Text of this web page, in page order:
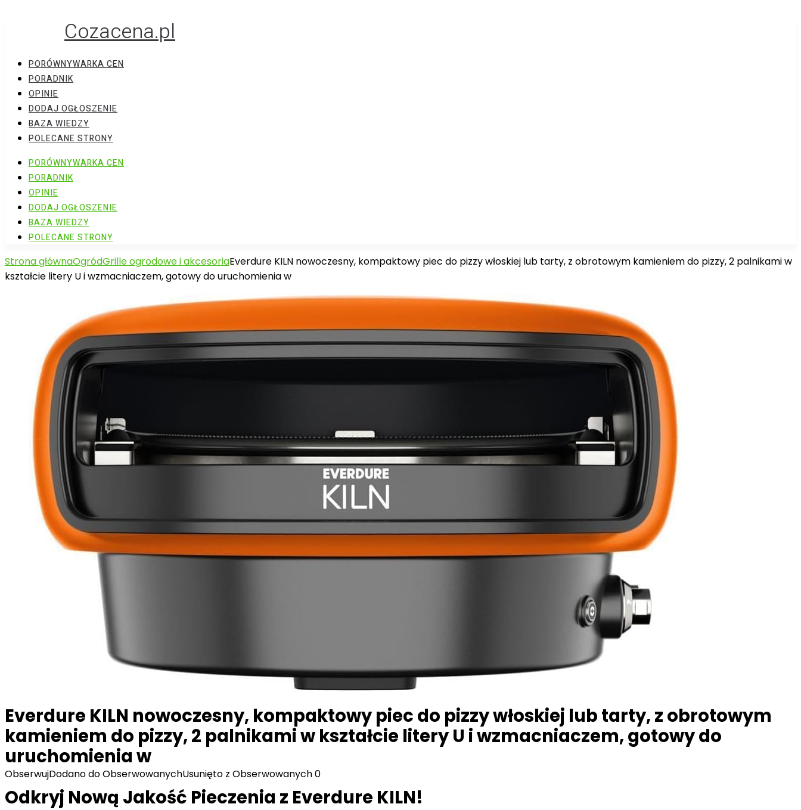
Cozacena.pl
PORÓWNYWARKA CEN
PORADNIK
OPINIE
DODAJ OGŁOSZENIE
BAZA WIEDZY
POLECANE STRONY
PORÓWNYWARKA CEN
PORADNIK
OPINIE
DODAJ OGŁOSZENIE
BAZA WIEDZY
POLECANE STRONY
Strona głównaOgródGrille ogrodowe i akcesoriaEverdure KILN nowoczesny, kompaktowy piec do pizzy włoskiej lub tarty, z obrotowym kamieniem do pizzy, 2 palnikami w
kształcie litery U i wzmacniaczem, gotowy do uruchomienia w
Everdure KILN nowoczesny, kompaktowy piec do pizzy włoskiej lub tarty, z obrotowym
kamieniem do pizzy, 2 palnikami w kształcie litery U i wzmacniaczem, gotowy do
uruchomienia w
ObserwujDodano do ObserwowanychUsunięto z Obserwowanych0
Odkryj Nową Jakość Pieczenia z Everdure KILN!